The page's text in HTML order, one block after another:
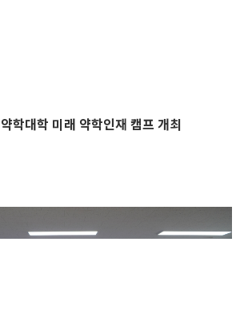
학대학 미래 약학인재 캠프 개최